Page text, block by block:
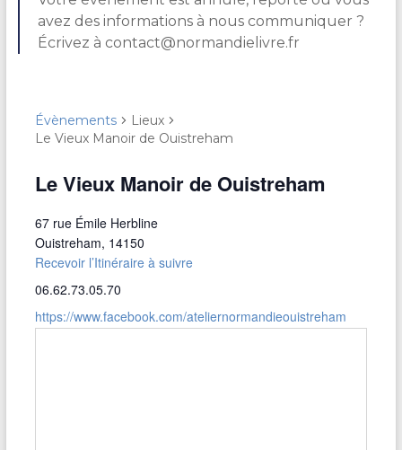
avez des informations à nous communiquer ?
Écrivez à contact@normandielivre.fr
Évènements
Lieux
Le Vieux Manoir de Ouistreham
Le Vieux Manoir de Ouistreham
67 rue Émile Herbline
Ouistreham, 14150
Recevoir l’Itinéraire à suivre
06.62.73.05.70
https://www.facebook.com/ateliernormandieouistreham